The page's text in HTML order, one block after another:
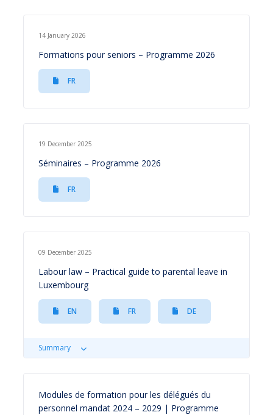
14 January 2026
Formations pour seniors – Programme 2026
FR
19 December 2025
Séminaires – Programme 2026
FR
09 December 2025
Labour law – Practical guide to parental leave in
Luxembourg
EN FR DE
Summary
Modules de formation pour les délégués du
personnel mandat 2024 – 2029 | Programme